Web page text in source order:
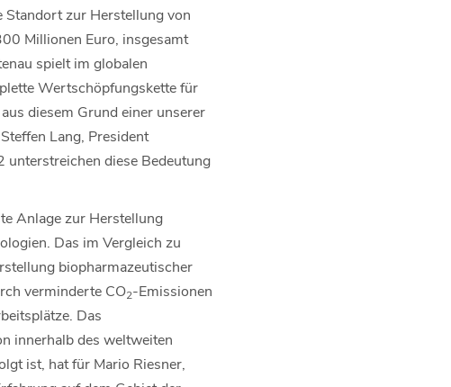
zur Herstellung von
Millionen Euro, insgesamt
spielt im globalen
Wertschöpfungskette für
diesem Grund einer unserer
Lang, President
unterstreichen diese Bedeutung
Anlage zur Herstellung
Das im Vergleich zu
biopharmazeutischer
verminderte CO2-Emissionen
Das
innerhalb des weltweiten
ist, hat für Mario Riesner,